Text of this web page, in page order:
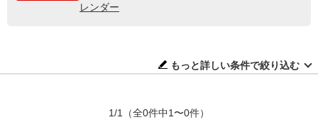
レンダー
もっと詳しい条件で絞り込む
1/1 （全0件中1〜0件）